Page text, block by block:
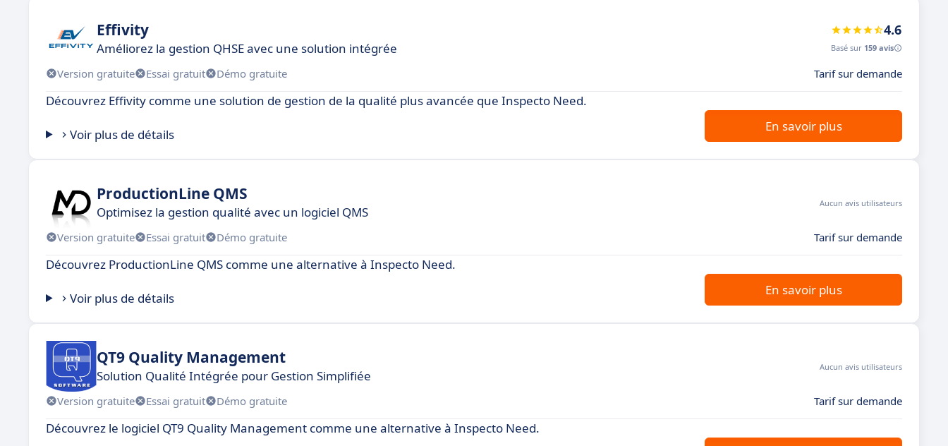
Effivity
Améliorez la gestion QHSE avec une solution intégrée
4.6
Basé sur 159 avis
Version gratuite Essai gratuit Démo gratuite Tarif sur demande
Découvrez Effivity comme une solution de gestion de la qualité plus avancée que Inspecto Need.
Voir plus de détails
En savoir plus
ProductionLine QMS
Optimisez la gestion qualité avec un logiciel QMS
Aucun avis utilisateurs
Version gratuite Essai gratuit Démo gratuite Tarif sur demande
Découvrez ProductionLine QMS comme une alternative à Inspecto Need.
Voir plus de détails
En savoir plus
QT9 Quality Management
Solution Qualité Intégrée pour Gestion Simplifiée
Aucun avis utilisateurs
Version gratuite Essai gratuit Démo gratuite Tarif sur demande
Découvrez le logiciel QT9 Quality Management comme une alternative à Inspecto Need.